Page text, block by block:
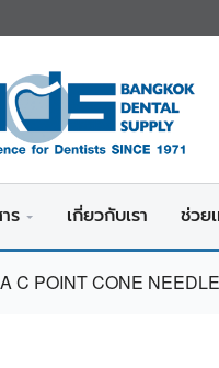
ร เกี่ยวกับเรา ช่วย
C POINT CONE